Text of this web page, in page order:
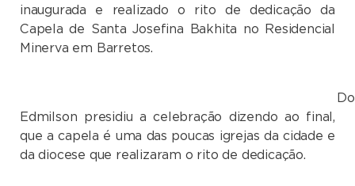
inaugurada e realizado o rito de dedicação da
Capela de Santa Josefina Bakhita no Residencial
Minerva em Barretos.
Edmilson presidiu a celebração dizendo ao final,
que a capela é uma das poucas igrejas da cidade e
da diocese que realizaram o rito de dedicação.